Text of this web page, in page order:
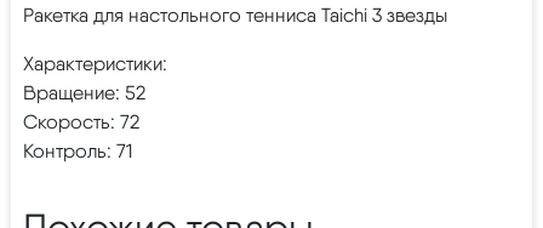
Ракетка для настольного тенниса Taichi 3 звезды
Характеристики:
Вращение: 52
Скорость: 72
Контроль: 71